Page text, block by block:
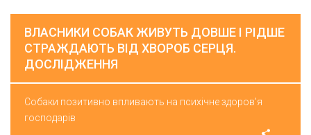
ВЛАСНИКИ СОБАК ЖИВУТЬ ДОВШЕ І РІДШЕ
СТРАЖДАЮТЬ ВІД ХВОРОБ СЕРЦЯ.
ДОСЛІДЖЕННЯ
Собаки позитивно впливають на психічне здоров’я
господарів